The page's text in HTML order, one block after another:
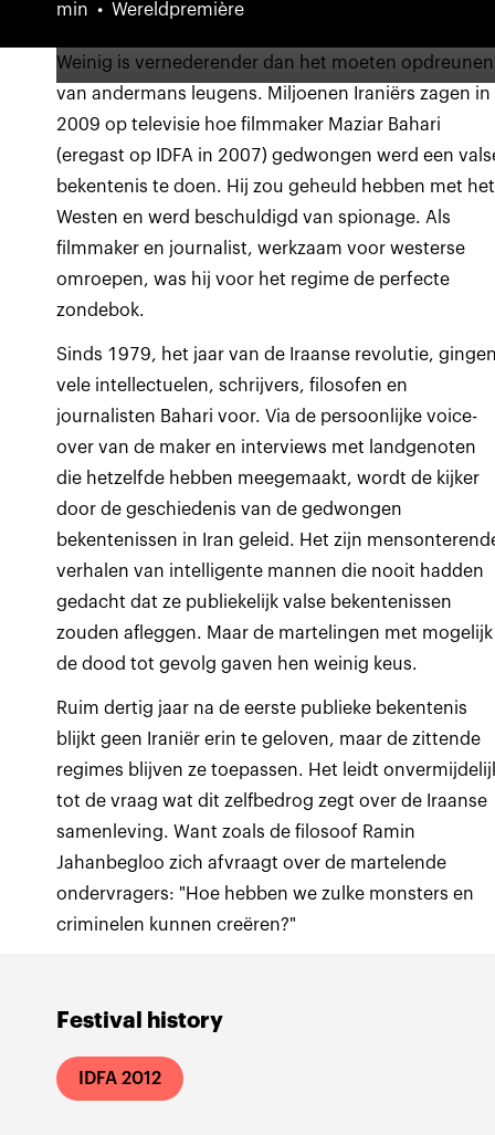
min
Wereldpremière
Festival history
IDFA 2012
Weinig is vernederender dan het moeten opdreunen
van andermans leugens. Miljoenen Iraniërs zagen in
2009 op televisie hoe filmmaker Maziar Bahari
(eregast op IDFA in 2007) gedwongen werd een
bekentenis te doen. Hij zou geheuld hebben met het
Westen en werd beschuldigd van spionage. Als
filmmaker en journalist, werkzaam voor westerse
omroepen, was hij voor het regime de perfecte
zondebok.
Sinds 1979, het jaar van de Iraanse revolutie,
vele intellectuelen, schrijvers, filosofen en
journalisten Bahari voor. Via de persoonlijke voice-
over van de maker en interviews met landgenoten
die hetzelfde hebben meegemaakt, wordt de kijker
door de geschiedenis van de gedwongen
bekentenissen in Iran geleid. Het zijn
verhalen van intelligente mannen die nooit hadden
gedacht dat ze publiekelijk valse bekentenissen
zouden afleggen. Maar de martelingen met mogelijk
de dood tot gevolg gaven hen weinig keus.
Ruim dertig jaar na de eerste publieke bekentenis
blijkt geen Iraniër erin te geloven, maar de zittende
regimes blijven ze toepassen. Het leidt
tot de vraag wat dit zelfbedrog zegt over de Iraanse
samenleving. Want zoals de filosoof Ramin
Jahanbegloo zich afvraagt over de martelende
ondervragers: "Hoe hebben we zulke monsters en
criminelen kunnen creëren?"